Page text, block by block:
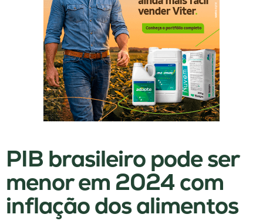
PIB brasileiro pode ser
menor em 2024 com
inflação dos alimentos